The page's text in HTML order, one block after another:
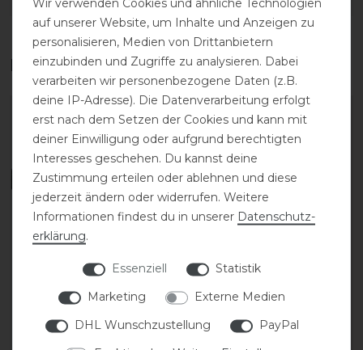
Das perfekte Zubehör für dich
Passier Ledersattelgurt
anatomisch Elastik
Passier Lammfell
Sattelgurtbezug für
auf unserer Website, um Inhalte und Anzeigen zu
personalisieren, Medien von Drittanbietern
einzubinden und Zugriffe zu analysieren. Dabei
verarbeiten wir personenbezogene Daten (z.B.
deine IP-Adresse). Die Datenverarbeitung erfolgt
erst nach dem Setzen der Cookies und kann mit
deiner Einwilligung oder aufgrund berechtigten
Interesses geschehen. Du kannst deine
Zustimmung erteilen oder ablehnen und diese
jederzeit ändern oder widerrufen. Weitere
Informationen findest du in unserer Daten­schutz­
erklärung.
Essenziell
Statistik
Marketing
Externe Medien
DHL Wunschzustellung
PayPal